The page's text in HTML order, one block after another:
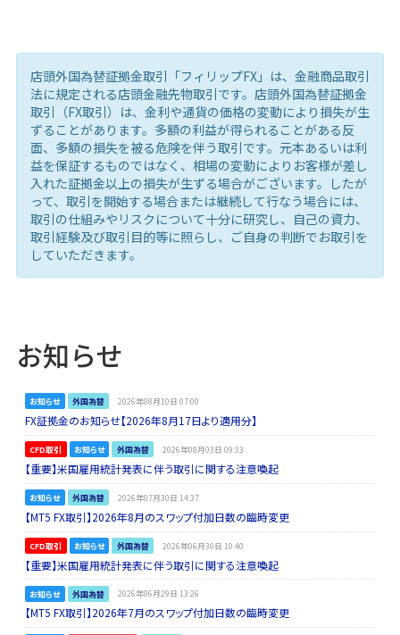
店頭外国為替証拠金取引「フィリップFX」は、金融商品取引
法に規定される店頭金融先物取引です。店頭外国為替証拠金
取引（FX取引）は、金利や通貨の価格の変動により損失が生
ずることがあります。多額の利益が得られることがある反
面、多額の損失を被る危険を伴う取引です。元本あるいは利
益を保証するものではなく、相場の変動によりお客様が差し
入れた証拠金以上の損失が生ずる場合がございます。したが
って、取引を開始する場合または継続して行なう場合には、
取引の仕組みやリスクについて十分に研究し、自己の資力、
取引経験及び取引目的等に照らし、ご自身の判断でお取引を
していただきます。
お知らせ
お知らせ 外国為替 2026年08月10日 07:00
FX証拠金のお知らせ【2026年8月17日より適用分】
CFD取引 お知らせ 外国為替 2026年08月03日 09:33
【重要】米国雇用統計発表に伴う取引に関する注意喚起
お知らせ 外国為替 2026年07月30日 14:37
【MT5 FX取引】2026年8月のスワップ付加日数の臨時変更
CFD取引 お知らせ 外国為替 2026年06月30日 10:40
【重要】米国雇用統計発表に伴う取引に関する注意喚起
お知らせ 外国為替 2026年06月29日 13:26
【MT5 FX取引】2026年7月のスワップ付加日数の臨時変更